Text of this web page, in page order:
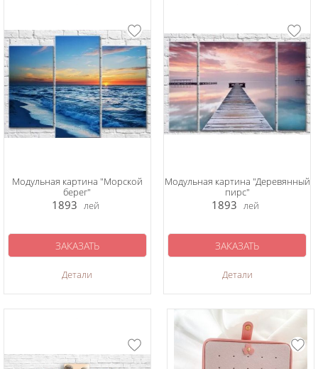
Модульная картина "Морской
берег"
1893 лей
Детали
ЗАКАЗАТЬ
Модульная картина "Деревянный
пирс"
1893 лей
Детали
ЗАКАЗАТЬ